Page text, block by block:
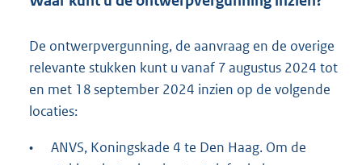
De ontwerpvergunning, de aanvraag en de overige
relevante stukken kunt u vanaf 7 augustus 2024 tot
en met 18 september 2024 inzien op de volgende
locaties:
•
ANVS, Koningskade 4 te Den Haag. Om de